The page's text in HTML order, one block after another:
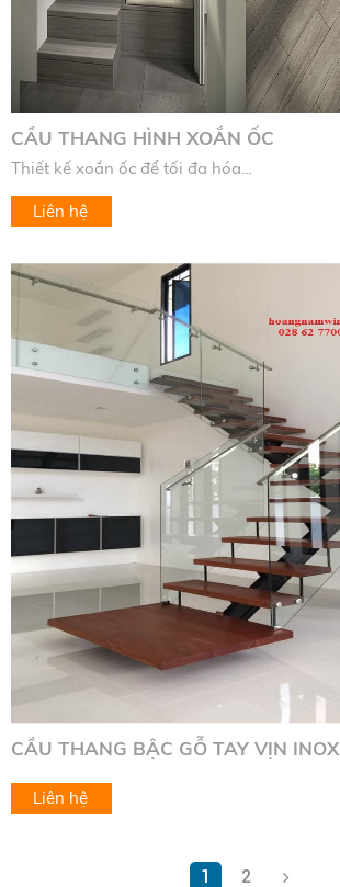
CẦU THANG HÌNH XOẮN ỐC
Thiết kế xoắn ốc để tối đa hóa...
Liên hệ
CẦU THANG BẬC GỖ TAY VỊN INOX
Liên hệ
1 2